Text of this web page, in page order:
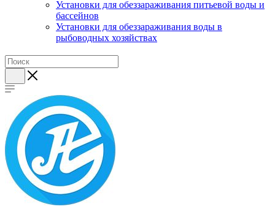
Установки для обеззараживания питьевой воды и
бассейнов
Установки для обеззараживания воды в
рыбоводных хозяйствах